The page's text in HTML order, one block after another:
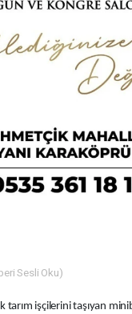
Sesli Oku)
tarım işçilerini taşıyan